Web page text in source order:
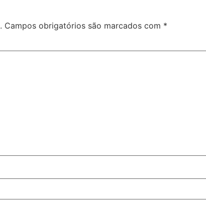
Campos obrigatórios são marcados com *